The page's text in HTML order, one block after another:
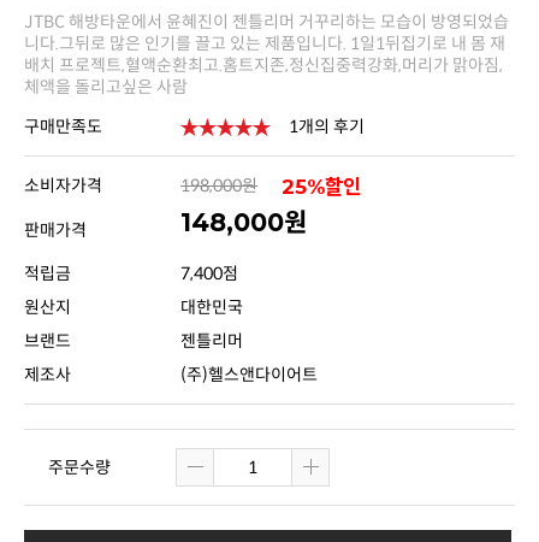
체액을 돌리고싶은 사람
구매만족도
1개의 후기
소비자가격 198,000원 25%할인
판매가격 148,000원
적립금
7,400점
원산지
대한민국
브랜드
젠틀리머
제조사
(주)헬스앤다이어트
주문수량